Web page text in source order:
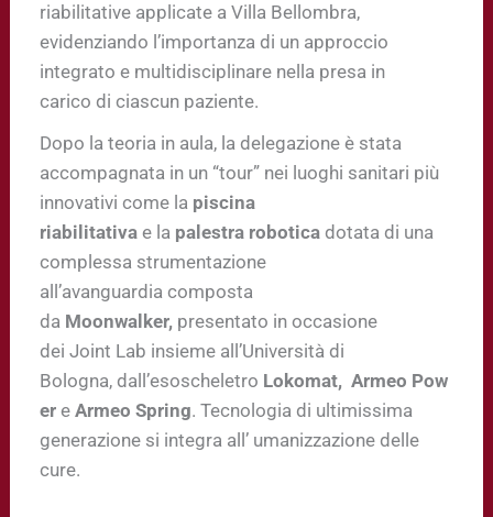
riabilitative applicate a Villa Bellombra,
evidenziando l’importanza di un approccio
integrato e multidisciplinare nella presa in
carico di ciascun paziente.
Dopo la teoria in aula, la delegazione è stata
accompagnata in un “tour” nei luoghi sanitari più
innovativi come la piscina
riabilitativa e la palestra robotica dotata di una
complessa strumentazione
all’avanguardia composta
da Moonwalker, presentato in occasione
dei Joint Lab insieme all’Università di
Bologna, dall’esoscheletro Lokomat, Armeo Pow
ere Armeo Spring. Tecnologia di ultimissima
generazione si integra all’ umanizzazione delle
cure.